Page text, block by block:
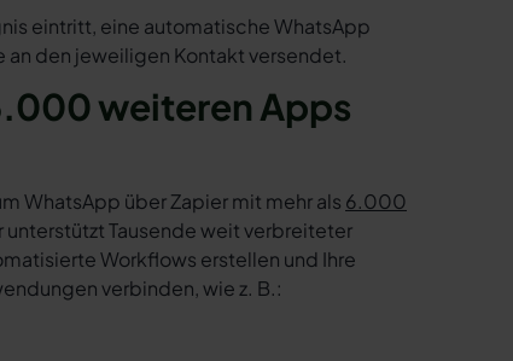
eintritt, eine automatische WhatsApp
den jeweiligen Kontakt versendet.
weiteren Apps
WhatsApp über Zapier mit mehr als 6.000
Tausende weit verbreiteter
Workflows erstellen und Ihre
verbinden, wie z. B.: